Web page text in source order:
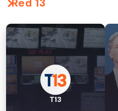
Red 13
T13